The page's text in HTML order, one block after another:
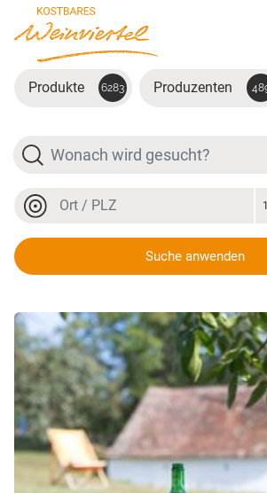
Zum Hauptinhalt springen
Produkte 6283 Produzenten
Suche
Ort oder PLZ
Suche anwenden
Holunderblüten-